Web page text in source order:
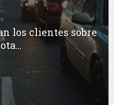
los clientes sobre